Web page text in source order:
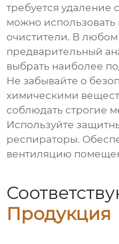
требуется удаление
можно
очистители. В
предварительный
выбрать наиболее
Не забывайте о
химическими
соблюдать строгие
Используйте
респираторы.
вентиляцию
Продукция